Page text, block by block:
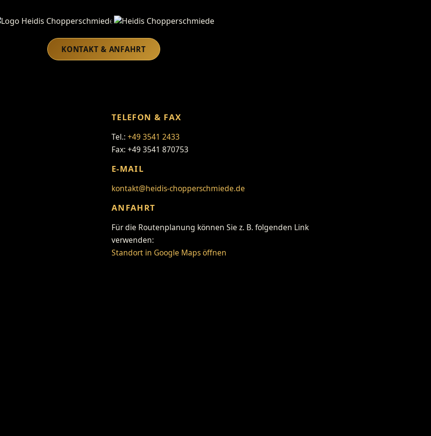
Heidis Chopperschmiede
KONTAKT & ANFAHRT
TELEFON & FAX
Tel.: +49 3541 2433
Fax: +49 3541 870753
E-MAIL
kontakt@heidis-chopperschmiede.de
ANFAHRT
Für die Routenplanung können Sie z. B. folgenden Link
verwenden:
Standort in Google Maps öffnen